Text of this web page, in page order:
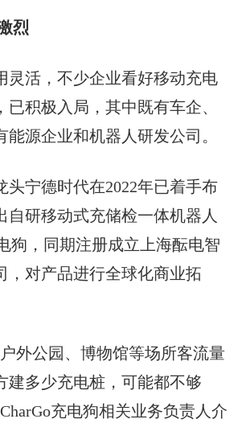
烈
灵活，不少企业看好移动充电
已积极入局，其中既有车企、
能源企业和机器人研发公司。
头宁德时代在2022年已着手布
自研移动式充储检一体机器人
，同期注册成立上海酝电智
，对产品进行全球化商业拓
外公园、博物馆等场所客流量
建多少充电桩，可能都不够
充电狗相关业务负责人介